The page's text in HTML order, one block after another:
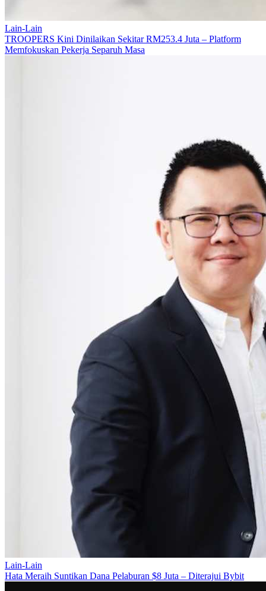
Lain-Lain
TROOPERS Kini Dinilaikan Sekitar RM253.4 Juta – Platform
Memfokuskan Pekerja Separuh Masa
Lain-Lain
Hata Meraih Suntikan Dana Pelaburan $8 Juta – Diterajui Bybit